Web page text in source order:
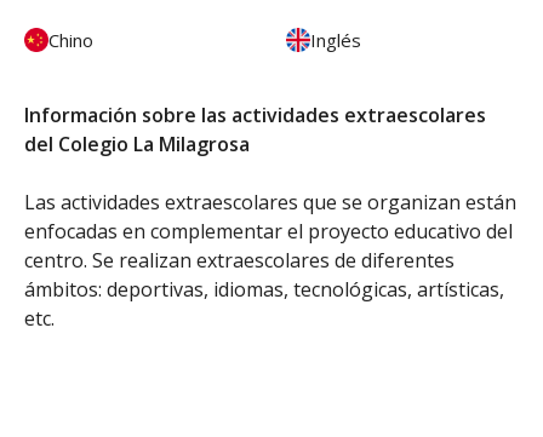
Chino Inglés
Información sobre las actividades extraescolares
del Colegio La Milagrosa
Las actividades extraescolares que se organizan están
enfocadas en complementar el proyecto educativo del
centro. Se realizan extraescolares de diferentes
ámbitos: deportivas, idiomas, tecnológicas, artísticas,
etc.